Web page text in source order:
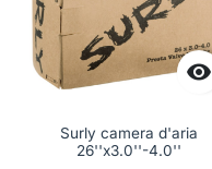

Surly camera d'aria
26''x3.0''-4.0''